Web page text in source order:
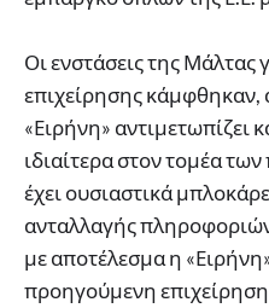
Οι ενστάσεις της Μάλτας
επιχείρησης κάμφθηκαν,
«Ειρήνη» αντιμετωπίζει
ιδιαίτερα στον τομέα
έχει ουσιαστικά
ανταλλαγής
με αποτέλεσμα η
προηγούμενη